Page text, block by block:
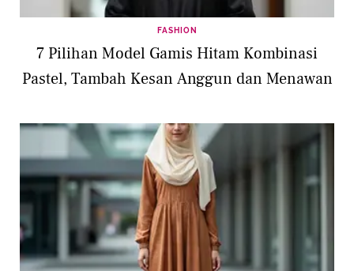
FASHION
7 Pilihan Model Gamis Hitam Kombinasi
Pastel, Tambah Kesan Anggun dan Menawan